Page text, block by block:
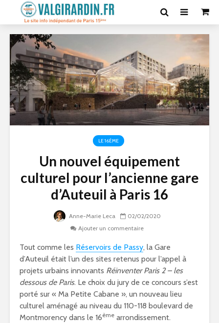
LE 16ÈME
Un nouvel équipement
culturel pour l’ancienne gare
d’Auteuil à Paris 16
Anne-Marie Leca
02/02/2020
Ajouter un commentaire
Tout comme les Réservoirs de Passy, la Gare
d’Auteuil était l’un des sites retenus pour l’appel à
projets urbains innovants Réinventer Paris 2 – les
dessous de Paris. Le choix du jury de ce concours s’est
porté sur « Ma Petite Cabane », un nouveau lieu
culturel aménagé au niveau du 110-118 boulevard de
Montmorency dans le 16ème arrondissement.